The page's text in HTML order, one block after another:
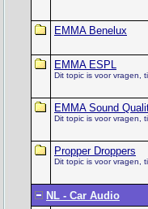
EMMA Benelux
EMMA ESPL
Dit topic is voor vragen,
EMMA Sound
Dit topic is voor vragen,
Propper Droppers
Dit topic is voor vragen,
NL - Car Audio